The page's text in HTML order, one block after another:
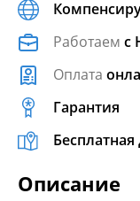
Работаем с
Оплата
Гарантия
Бесплатная
Описание